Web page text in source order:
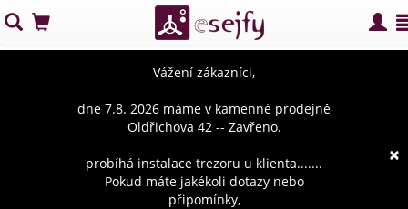
×
Vážení zákazníci,
dne 7.8. 2026 máme v kamenné prodejně
Oldřichova 42 -- Zavřeno.
probíhá instalace trezoru u klienta.......
Pokud máte jakékoli dotazy nebo
připomínky,